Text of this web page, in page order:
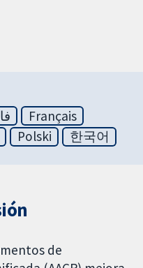
Français
Polski 한국어
de